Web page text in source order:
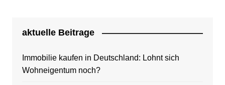
aktuelle Beitrage
Immobilie kaufen in Deutschland: Lohnt sich
Wohneigentum noch?